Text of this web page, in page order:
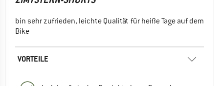
bin sehr zufrieden, leichte Qualität für heiße Tage auf dem
Bike
VORTEILE